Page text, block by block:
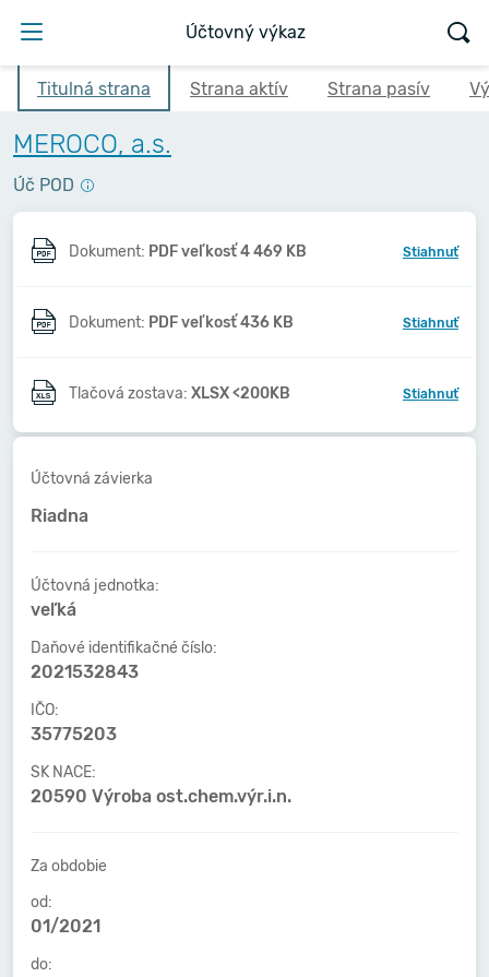
Účtovný výkaz
Titulná strana Strana aktív Strana pasív
MEROCO, a.s.
Úč POD
Dokument: PDF veľkosť 4 469 KB Stiahnuť
Dokument: PDF veľkosť 436 KB Stiahnuť
Tlačová zostava: XLSX <200KB Stiahnuť
Účtovná závierka
Riadna
Účtovná jednotka:
veľká
Daňové identifikačné číslo:
2021532843
IČO:
35775203
SK NACE:
20590 Výroba ost.chem.výr.i.n.
Za obdobie
od:
01/2021
do: